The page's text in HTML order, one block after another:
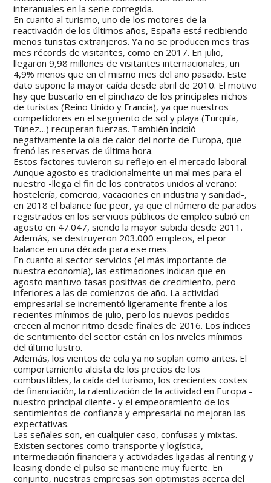
interanuales en la serie corregida.
En cuanto al turismo, uno de los motores de la
reactivación de los últimos años, España está recibiendo
menos turistas extranjeros. Ya no se producen mes tras
mes récords de visitantes, como en 2017. En julio,
llegaron 9,98 millones de visitantes internacionales, un
4,9% menos que en el mismo mes del año pasado. Este
dato supone la mayor caída desde abril de 2010. El motivo
hay que buscarlo en el pinchazo de los principales nichos
de turistas (Reino Unido y Francia), ya que nuestros
competidores en el segmento de sol y playa (Turquía,
Túnez…) recuperan fuerzas. También incidió
negativamente la ola de calor del norte de Europa, que
frenó las reservas de última hora.
Estos factores tuvieron su reflejo en el mercado laboral.
Aunque agosto es tradicionalmente un mal mes para el
nuestro -llega el fin de los contratos unidos al verano:
hostelería, comercio, vacaciones en industria y sanidad-,
en 2018 el balance fue peor, ya que el número de parados
registrados en los servicios públicos de empleo subió en
agosto en 47.047, siendo la mayor subida desde 2011.
Además, se destruyeron 203.000 empleos, el peor
balance en una década para ese mes.
En cuanto al sector servicios (el más importante de
nuestra economía), las estimaciones indican que en
agosto mantuvo tasas positivas de crecimiento, pero
inferiores a las de comienzos de año. La actividad
empresarial se incrementó ligeramente frente a los
recientes mínimos de julio, pero los nuevos pedidos
crecen al menor ritmo desde finales de 2016. Los índices
de sentimiento del sector están en los niveles mínimos
del último lustro.
Además, los vientos de cola ya no soplan como antes. El
comportamiento alcista de los precios de los
combustibles, la caída del turismo, los crecientes costes
de financiación, la ralentización de la actividad en Europa -
nuestro principal cliente- y el empeoramiento de los
sentimientos de confianza y empresarial no mejoran las
expectativas.
Las señales son, en cualquier caso, confusas y mixtas.
Existen sectores como transporte y logística,
intermediación financiera y actividades ligadas al renting y
leasing donde el pulso se mantiene muy fuerte. En
conjunto, nuestras empresas son optimistas acerca del